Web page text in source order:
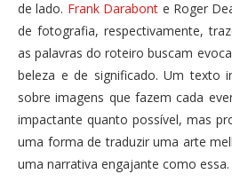
de lado. Frank Darabont e Roger
de fotografia, respectivamente,
as palavras do roteiro buscam
beleza e de significado. Um texto
sobre imagens que fazem cada
impactante quanto possível, mas
uma forma de traduzir uma arte
uma narrativa engajante como essa.